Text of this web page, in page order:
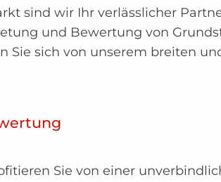
sind wir Ihr verlässlicher
und Bewertung von
Sie sich von unserem breiten
Sie von einer